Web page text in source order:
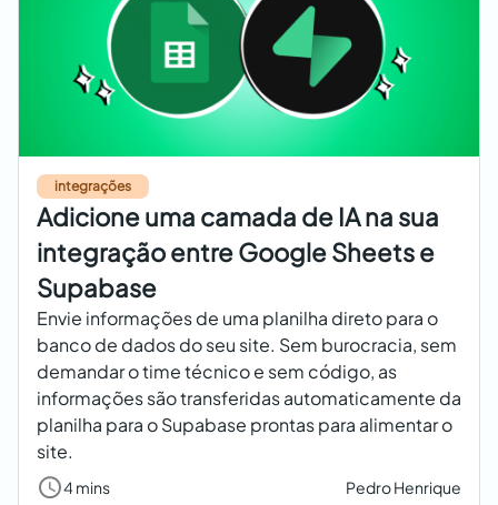
integrações
Adicione uma camada de IA na sua
integração entre Google Sheets e
Supabase
Envie informações de uma planilha direto para o
banco de dados do seu site. Sem burocracia, sem
demandar o time técnico e sem código, as
informações são transferidas automaticamente da
planilha para o Supabase prontas para alimentar o
site.
4 mins Pedro Henrique